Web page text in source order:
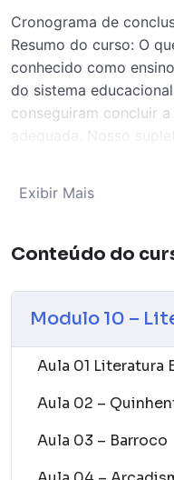
Cronograma de
Resumo do curso: O
conhecido como
do sistema
conseguiram concluir
adequada. Nosso
reconhecido pelo
abrange todas as
mínima 7,0. Pre –
de idade e não ter
modalidade de ensino
Exibir Mais
Conteúdo do
Modulo 10 –
Aula 01 Literatura
Aula 02 –
Aula 03 – Barroco